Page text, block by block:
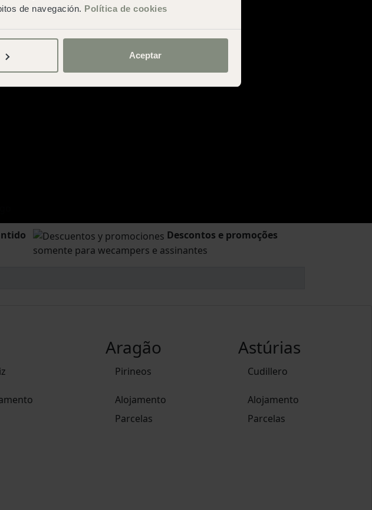
de navegación. Política de cookies
Aceptar
Descontos e promoções
somente para wecampers e assinantes
Aragão
Pirineos
Alojamento
Parcelas
Astúrias
Cudillero
Alojamento
Parcelas